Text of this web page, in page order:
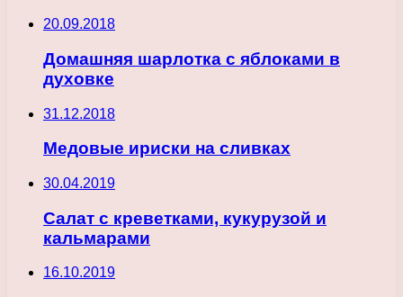
20.09.2018
Домашняя шарлотка с яблоками в
духовке
31.12.2018
Медовые ириски на сливках
30.04.2019
Салат с креветками, кукурузой и
кальмарами
16.10.2019